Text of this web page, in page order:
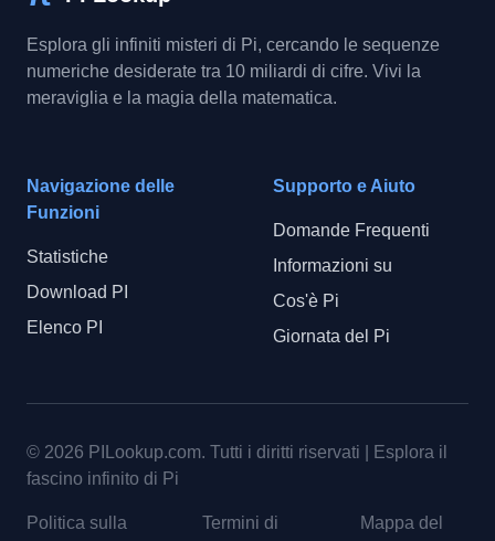
Esplora gli infiniti misteri di Pi, cercando le sequenze
numeriche desiderate tra 10 miliardi di cifre. Vivi la
meraviglia e la magia della matematica.
Navigazione delle
Funzioni
Statistiche
Download PI
Elenco PI
Supporto e Aiuto
Domande Frequenti
Informazioni su
Cos'è Pi
Giornata del Pi
© 2026 PILookup.com. Tutti i diritti riservati
Esplora il
fascino infinito di Pi
Politica sulla
Termini di
Mappa del